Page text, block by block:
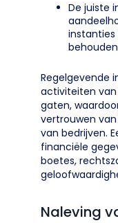
De juiste
Regelgevende
activiteiten
gaten,
vertrouwen
van bedrijven.
financiële
boetes,
Naleving